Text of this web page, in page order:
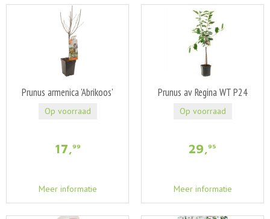
Prunus armenica 'Abrikoos'
17,99
Meer informatie
Op voorraad
Prunus av Regina WT P24
29,95
Meer informatie
Op voorraad